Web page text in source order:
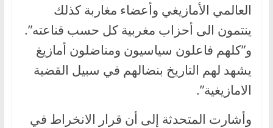
العالمي الأمازيغي وأعضاء مغاربة كذلك
ينتمون الى أحزاب مغربية كل حسب قناعته”.
و”كلهم فاعلون سياسيون ومناضلون أمازيغ
يشهد لهم التاريخ بنضالهم في سبيل القضية
الامازيغية”.
وأشارت المتحدثة إلى أن قرار الانخراط في